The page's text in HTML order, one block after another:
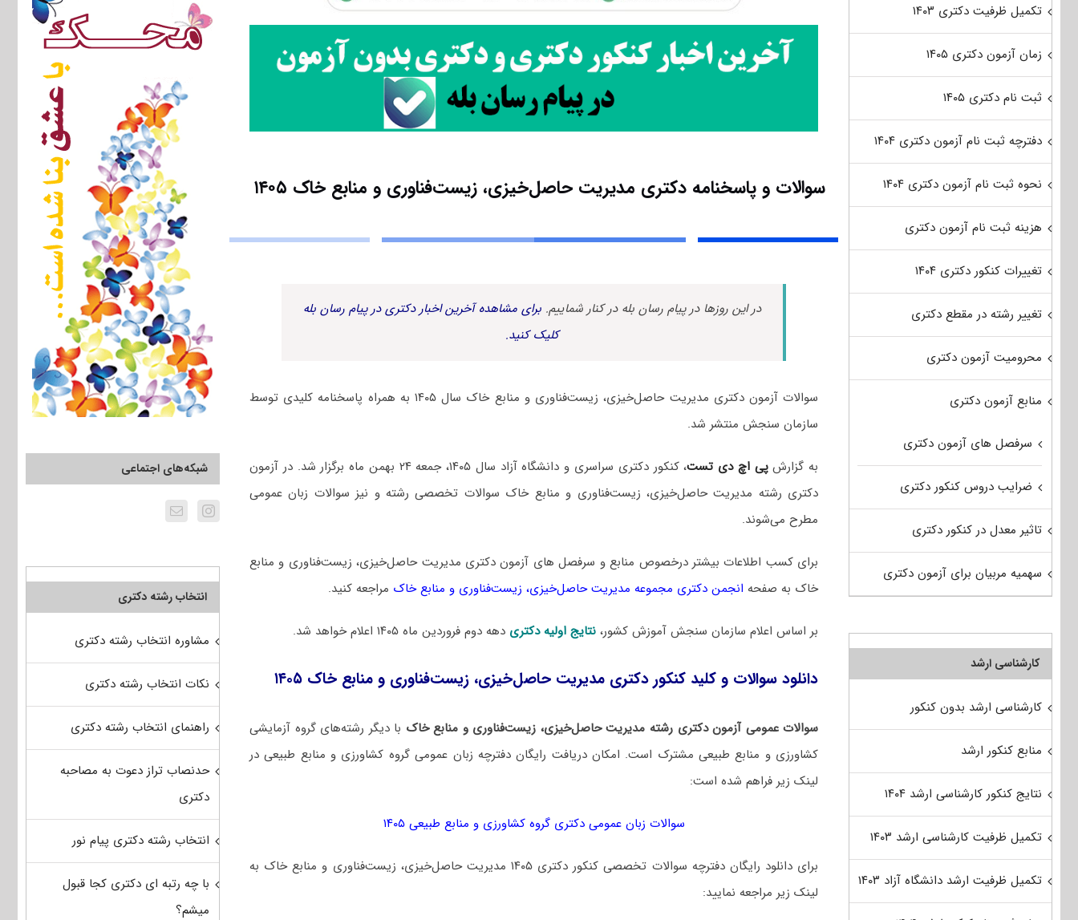
سوالات و پاسخنامه دکتری مدیریت حاصل‌خیزی، زیست‌فناوری و منابع خاک ۱۴۰۵
در این روزها در پیام رسان بله در کنار شماییم. برای مشاهده آخرین اخبار دکتری در پیام رسان بله
کلیک کنید.
سوالات آزمون دکتری مدیریت حاصل‌خیزی، زیست‌فناوری و منابع خاک سال ۱۴۰۵ به همراه پاسخنامه کلیدی توسط
سازمان سنجش منتشر شد.
به گزارشپی اچ دی تست
، کنکور دکتری سراسری و دانشگاه آزاد سال ۱۴۰۵، جمعه ۲۴ بهمن ماه برگزار شد. در آزمون
دکتری رشته مدیریت حاصل‌خیزی، زیست‌فناوری و منابع خاک سوالات تخصصی رشته و نیز سوالات زبان عمومی
مطرح می‌شوند.
برای کسب اطلاعات بیشتر درخصوص منابع و سرفصل های آزمون دکتری مدیریت حاصل‌خیزی، زیست‌فناوری و منابع
خاک به صفحه انجمن دکتری مجموعه مدیریت حاصل‌خیزی، زیست‌فناوری و منابع خاک مراجعه کنید.
بر اساس اعلام سازمان سنجش آموزش کشور، نتایج اولیه دکتری دهه دوم فروردین ماه ۱۴۰۵ اعلام خواهد شد.
دانلود سوالات و کلید کنکور دکتری مدیریت حاصل‌خیزی، زیست‌فناوری و منابع خاک ۱۴۰۵
سوالات عمومی آزمون دکتری رشته مدیریت حاصل‌خیزی، زیست‌فناوری و منابع خاک با دیگر رشته‌های گروه آزمایشی
کشاورزی و منابع طبیعی مشترک است. امکان دریافت رایگان دفترچه زبان عمومی گروه کشاورزی و منابع طبیعی در
لینک‌ زیر فراهم شده است:
سوالات زبان عمومی دکتری گروه کشاورزی و منابع طبیعی ۱۴۰۵
برای دانلود رایگان دفترچه سوالات تخصصی کنکور دکتری ۱۴۰۵ مدیریت حاصل‌خیزی، زیست‌فناوری و منابع خاک به
لینک زیر مراجعه نمایید:
شبکه‌های اجتماعی
انتخاب رشته دکتری
مشاوره انتخاب رشته دکتری
نکات انتخاب رشته دکتری
راهنمای انتخاب رشته دکتری
حدنصاب تراز دعوت به مصاحبه
دکتری
انتخاب رشته دکتری پیام نور
با چه رتبه ای دکتری کجا قبول
میشم؟
تکمیل ظرفیت دکتری ۱۴۰۳
زمان آزمون دکتری ۱۴۰۵
ثبت نام دکتری ۱۴۰۵
دفترچه ثبت نام آزمون دکتری ۱۴۰۴
نحوه ثبت نام آزمون دکتری ۱۴۰۴
هزینه ثبت نام آزمون دکتری
تغییرات کنکور دکتری ۱۴۰۴
تغییر رشته در مقطع دکتری
محرومیت آزمون دکتری
منابع آزمون دکتری
سرفصل های آزمون دکتری
ضرایب دروس کنکور دکتری
تاثیر معدل در کنکور دکتری
سهمیه مربیان برای آزمون دکتری
کارشناسی ارشد
کارشناسی ارشد بدون کنکور
منابع کنکور ارشد
نتایج کنکور کارشناسی ارشد ۱۴۰۴
تکمیل ظرفیت کارشناسی ارشد ۱۴۰۳
تکمیل ظرفیت ارشد دانشگاه آزاد ۱۴۰۳